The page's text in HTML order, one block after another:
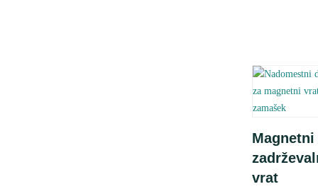
Dodaj
košarico
Magnetni
vrat